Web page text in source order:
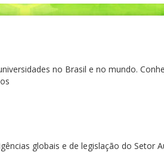
no Brasil e no mundo.
globais e de legislação do Setor